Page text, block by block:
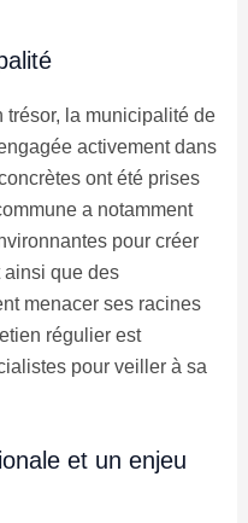
la municipalité de
activement dans
ont été prises
a notamment
pour créer
ainsi que des
menacer ses racines
régulier est
pour veiller à sa
et un enjeu